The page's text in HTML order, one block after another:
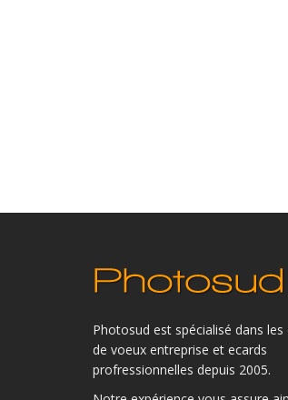
Photosud est spécialisé dans les
de voeux entreprise et ecards
profressionnelles depuis 2005.